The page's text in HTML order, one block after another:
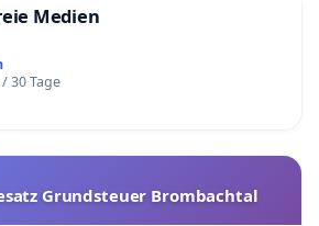
Medien
30 Tage
Grundsteuer Brombachtal